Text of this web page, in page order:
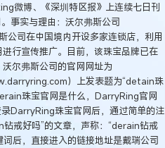
与西安某生物科
同纠纷案
微博、《深圳特区报》上连续七日刊
事实与理由：沃尔弗斯公司
公司在中国境内开设多家连锁店，利用
行宣传推广。目前，该珠宝品牌已在
尔弗斯公司的官网网址为
）上发表题为“detain珠
珠宝官网是什么，DarryRing官网
DarryRing珠宝官网后，通过简单的注
戒好吗”的文章，声称：“derain钻戒
后，直接进入的链接地址是戴瑞公司